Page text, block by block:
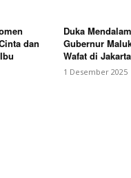
dan
Duka
Gubernur
Wafat di Jakarta
1 Desember 2025